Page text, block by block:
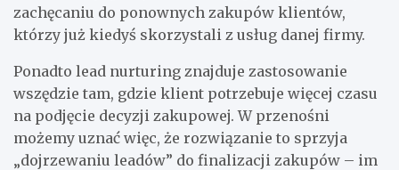
zachęcaniu do ponownych zakupów klientów,
którzy już kiedyś skorzystali z usług danej firmy.
Ponadto lead nurturing znajduje zastosowanie
wszędzie tam, gdzie klient potrzebuje więcej czasu
na podjęcie decyzji zakupowej. W przenośni
możemy uznać więc, że rozwiązanie to sprzyja
„dojrzewaniu leadów” do finalizacji zakupów – im